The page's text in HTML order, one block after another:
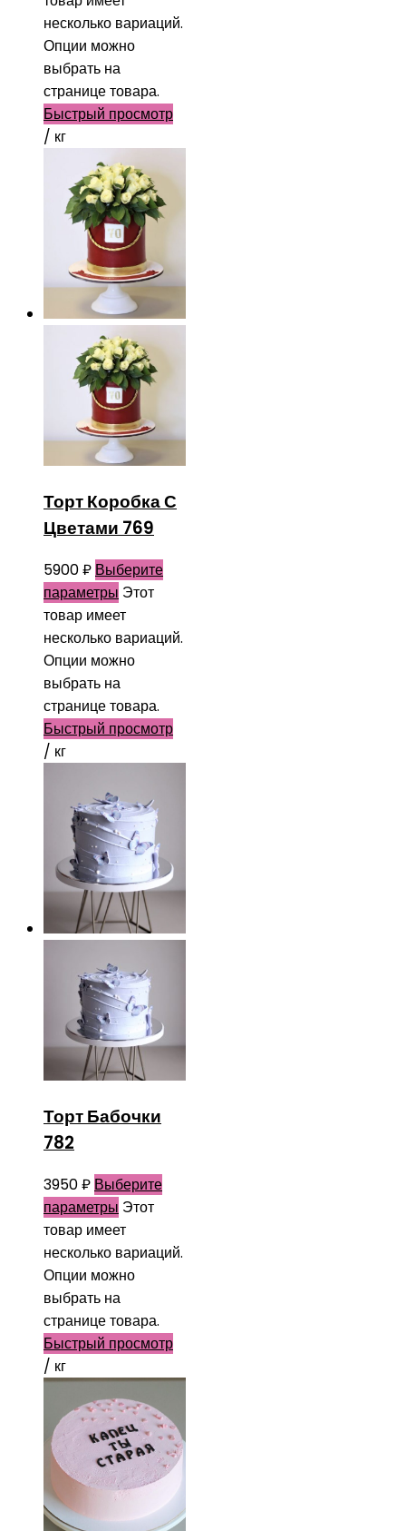
несколько вариаций.
Опции можно
выбрать на
странице товара.
Быстрый просмотр
/ кг
Торт Коробка С
Цветами 769
5900₽ Выберите
параметры Этот
товар имеет
несколько вариаций.
Опции можно
выбрать на
странице товара.
Быстрый просмотр
/ кг
Торт Бабочки
782
3950₽ Выберите
параметры Этот
товар имеет
несколько вариаций.
Опции можно
выбрать на
странице товара.
Быстрый просмотр
/ кг